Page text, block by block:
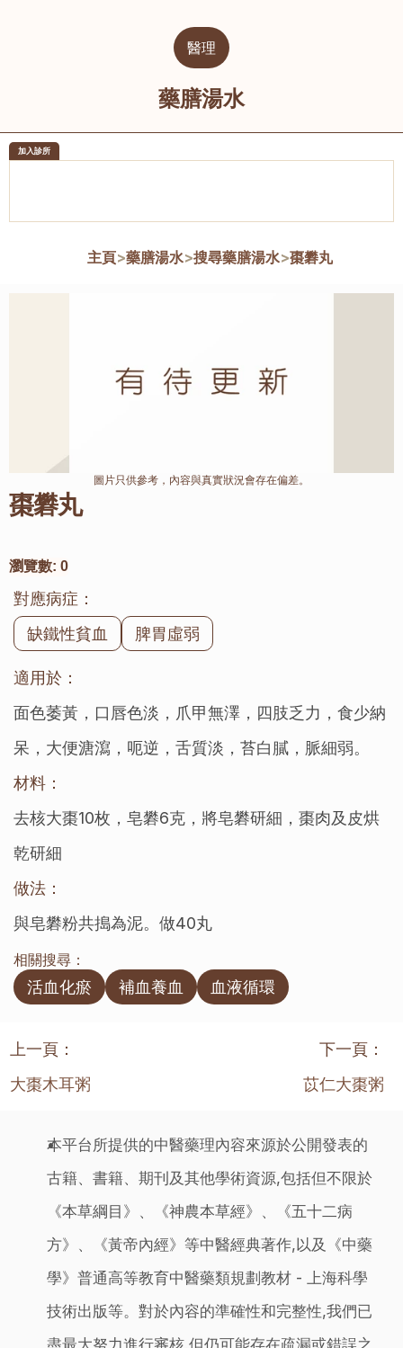
醫理
藥膳湯水
加入診所
主頁>藥膳湯水>搜尋藥膳湯水>棗礬丸
棗礬丸
瀏覽數: 0
對應病症：
缺鐵性貧血
脾胃虛弱
適用於：
面色萎黃，口唇色淡，爪甲無澤，四肢乏力，食少納
呆，大便溏瀉，呃逆，舌質淡，苔白膩，脈細弱。
材料：
去核大棗10枚，皂礬6克，將皂礬研細，棗肉及皮烘
乾研細
做法：
與皂礬粉共搗為泥。做40丸
相關搜尋：
活血化瘀 補血養血 血液循環
圖片只供參考，內容與真實狀況會存在偏差。
上一頁：
大棗木耳粥
下一頁：
苡仁大棗粥
本平台所提供的中醫藥理內容來源於公開發表的
古籍、書籍、期刊及其他學術資源,包括但不限於
《本草綱目》、《神農本草經》、《五十二病
方》、《黃帝內經》等中醫經典著作,以及《中藥
學》普通高等教育中醫藥類規劃教材 - 上海科學
技術出版等。對於內容的準確性和完整性,我們已
盡最大努力進行審核,但仍可能存在疏漏或錯誤之